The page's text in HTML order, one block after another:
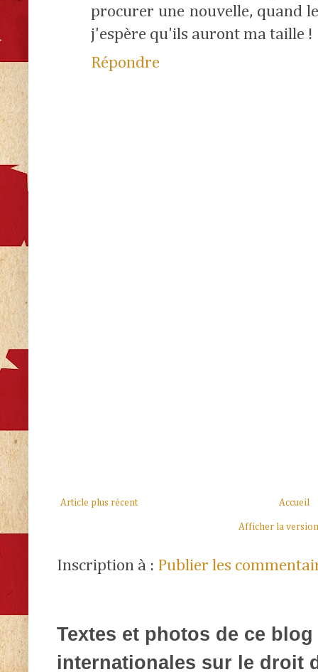
procurer une nouvelle, quand
j'espère qu'ils auront ma taille !
Répondre
Article plus récent Accueil
Afficher la
Inscription à : Publier les
Textes et photos de ce
internationales sur le droit